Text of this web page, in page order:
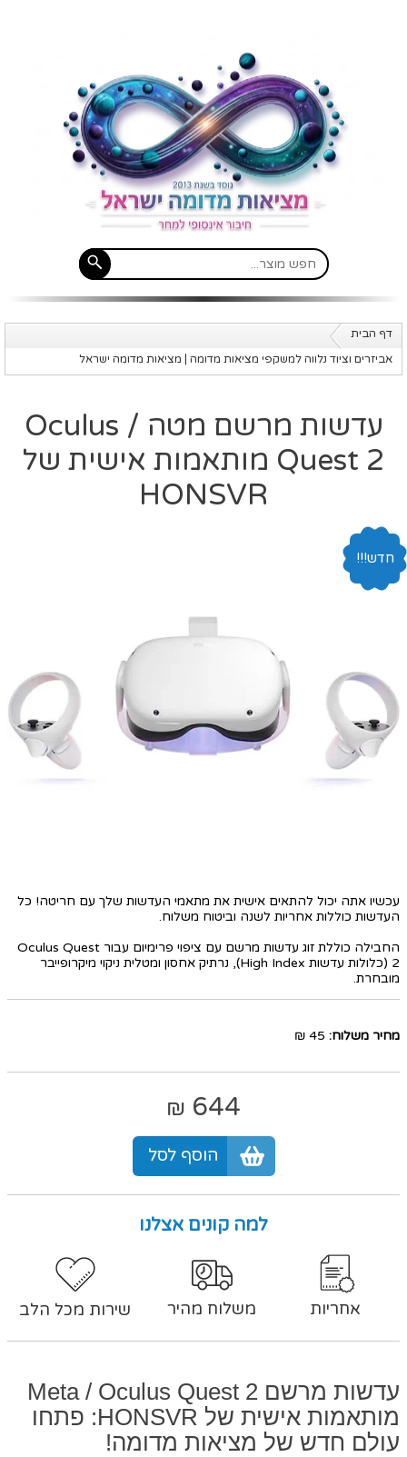
דף הבית
אביזרים וציוד נלווה למשקפי מציאות מדומה | מציאות מדומה ישראל
עדשות מרשם מטה / Oculus
Quest 2 מותאמות אישית של
HONSVR
חדש!!!
עכשיו אתה יכול להתאים אישית את מתאמי העדשות שלך עם חריטה! כל
העדשות כוללות אחריות לשנה וביטוח משלוח.
החבילה כוללת זוג עדשות מרשם עם ציפוי פרימיום עבור Oculus Quest
2 (כלולות עדשות High Index), נרתיק אחסון ומטלית ניקוי מיקרופייבר
מובחרת.
מחיר משלוח: 45 ₪
644
₪
הוסף לסל
למה קונים אצלנו
אחריות משלוח מהיר שירות מכל הלב
עדשות מרשם Meta / Oculus Quest 2
מותאמות אישית של HONSVR: פתחו
עולם חדש של מציאות מדומה!